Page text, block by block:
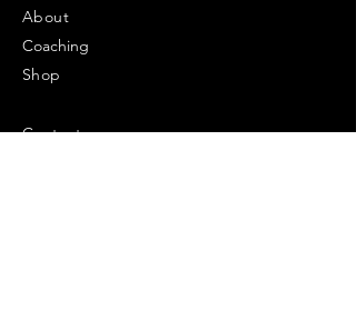
About
Coaching
Shop
Contact